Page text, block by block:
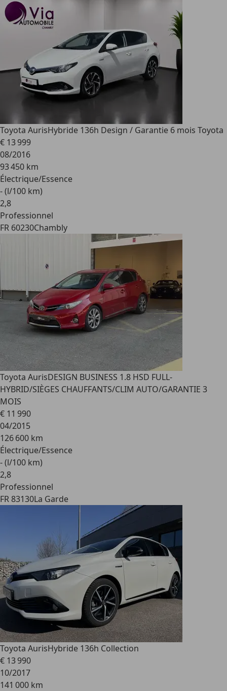
Toyota AurisHybride 136h Design / Garantie 6 mois Toyota
€ 13 999
08/2016
93 450 km
Électrique/Essence
- (l/100 km)
2,8
Professionnel
FR 60230Chambly
Toyota AurisDESIGN BUSINESS 1.8 HSD FULL-
HYBRID/SIÈGES CHAUFFANTS/CLIM AUTO/GARANTIE 3
MOIS
€ 11 990
04/2015
126 600 km
Électrique/Essence
- (l/100 km)
2,8
Professionnel
FR 83130La Garde
Toyota AurisHybride 136h Collection
€ 13 990
10/2017
141 000 km